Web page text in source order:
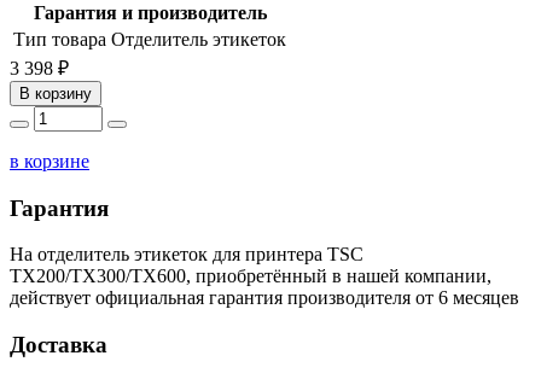
Гарантия и производитель
Тип товара Отделитель этикеток
3 398 ₽
В корзину
в корзине
Гарантия
На отделитель этикеток для принтера TSC
TX200/TX300/TX600, приобретённый в нашей компании,
действует официальная гарантия производителя от 6 месяцев
Доставка